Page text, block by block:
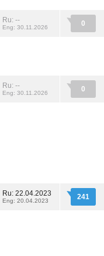
Ru: --
Eng: 30.11.2026 0
Ru: --
Eng: 30.11.2026 0
Ru: 22.04.2023
Eng: 20.04.2023 241